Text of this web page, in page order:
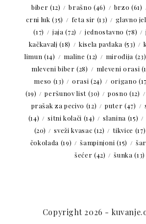
biber (12) brašno (46) brzo (61)
crni luk (35) feta sir (13) glavno
(17)
jaja (72) jednostavno (78)
kačkavalj (18) kisela pavlaka (53)
limun (14) maline (12) mirođija (23)
mleveni biber (28) mleveni orasi
meso (13) orasi (24) origano
(19)
peršunov list(30) posno (12)
prašak za pecivo (12) puter (47)
(14)
sitni kolači (14) slanina (15)
(20)
sveži kvasac (12) tikvice (17)
čokolada (19) šampinjoni (15)
šećer (42) šunka (13)
Copyright 2026 -